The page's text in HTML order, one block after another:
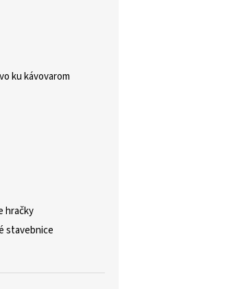
ku kávovarom
hračky
stavebnice